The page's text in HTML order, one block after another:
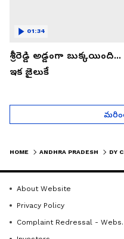
శ్రీరెడ్డి అడ్డంగా బుక్కయింది...
ఇక జైలుకే
01:34
HOME ANDHRA PRADESH
About Website
Privacy Policy
Complaint Redressal - Website